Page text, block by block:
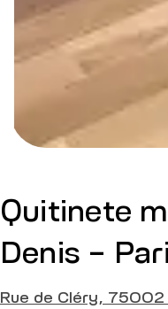
Quitinete
Denis -
Rue de Cléry, 75002